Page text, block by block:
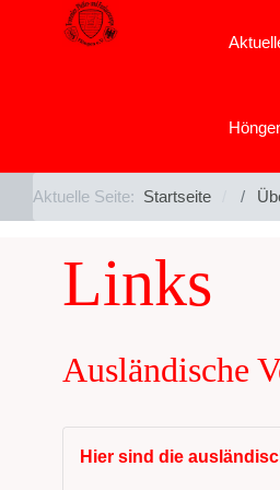
Aktuelle Seite: Startseite
Links
Ausländische
Hier sind die